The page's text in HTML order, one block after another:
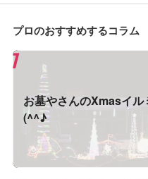
プロのおすすめするコラム
お墓やさんのXmasイ
(^^♪